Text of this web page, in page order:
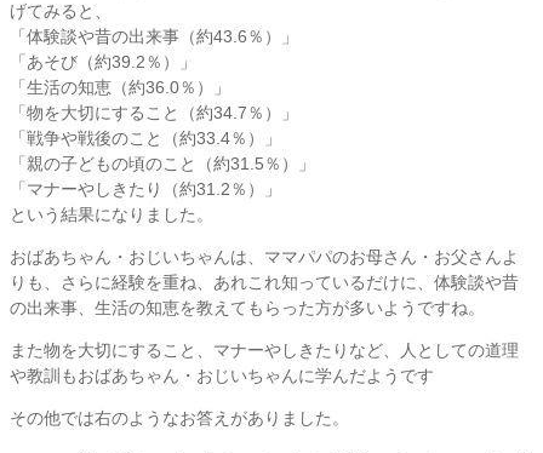
げてみると、
「体験談や昔の出来事（約43.6％）」
「あそび（約39.2％）」
「生活の知恵（約36.0％）」
「物を大切にすること（約34.7％）」
「戦争や戦後のこと（約33.4％）」
「親の子どもの頃のこと（約31.5％）」
「マナーやしきたり（約31.2％）」
という結果になりました。
おばあちゃん・おじいちゃんは、ママパパのお母さん・お父さんよ
りも、さらに経験を重ね、あれこれ知っているだけに、体験談や昔
の出来事、生活の知恵を教えてもらった方が多いようですね。
また物を大切にすること、マナーやしきたりなど、人としての道理
や教訓もおばあちゃん・おじいちゃんに学んだようです
その他では右のようなお答えがありました。